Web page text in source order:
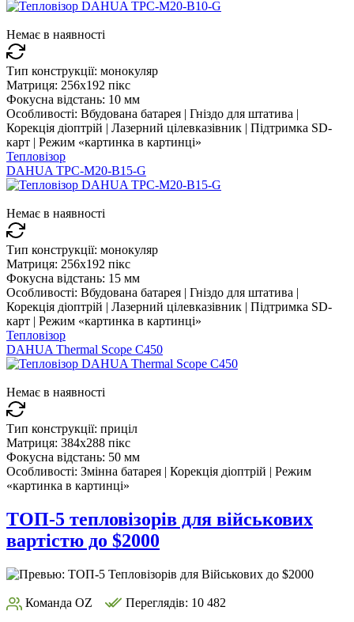
Немає в наявності
Тип конструкції: монокуляр
Матриця: 256x192 пікс
Фокусна відстань: 10 мм
Особливості: Вбудована батарея | Гніздо для штатива |
Корекція діоптрій | Лазерний цілевказівник | Підтримка SD-
карт | Режим «картинка в картинці»
Тепловізор
DAHUA TPC-M20-B15-G
Немає в наявності
Тип конструкції: монокуляр
Матриця: 256x192 пікс
Фокусна відстань: 15 мм
Особливості: Вбудована батарея | Гніздо для штатива |
Корекція діоптрій | Лазерний цілевказівник | Підтримка SD-
карт | Режим «картинка в картинці»
Тепловізор
DAHUA Thermal Scope C450
Немає в наявності
Тип конструкції: приціл
Матриця: 384x288 пікс
Фокусна відстань: 50 мм
Особливості: Змінна батарея | Корекція діоптрій | Режим
«картинка в картинці»
ТОП-5 тепловізорів для військових
вартістю до $2000
Команда OZ Переглядів: 10 482